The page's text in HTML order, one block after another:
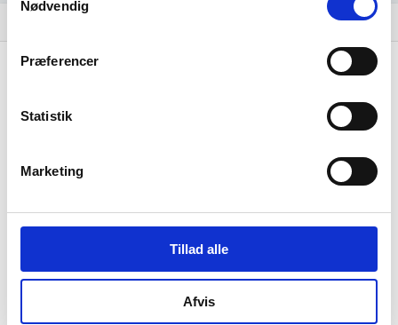
Nødvendig
Præferencer
Statistik
Marketing
Tillad alle
Afvis
Anja Karina Nielsen tiltrådte som interessenter.